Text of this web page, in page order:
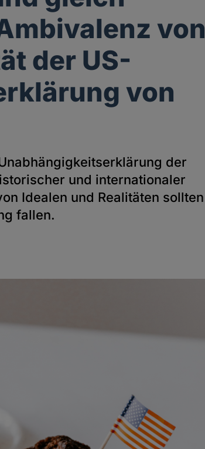
von
der US-
von
der
und internationaler
Idealen und Realitäten sollten
fallen.